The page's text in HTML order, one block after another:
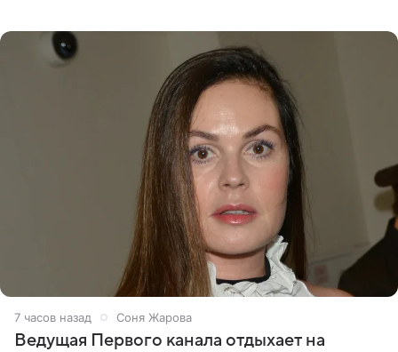
7 часов назад Соня Жарова
Ведущая Первого канала отдыхает на